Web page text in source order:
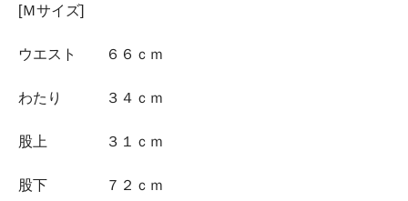
[Ｍサイズ]
ウエスト ６６ｃｍ
わたり ３４ｃｍ
股上 ３１ｃｍ
股下 ７２ｃｍ